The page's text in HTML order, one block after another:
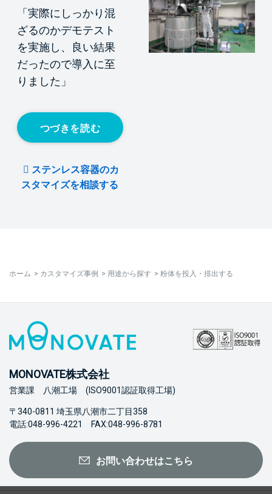
「実際にしっかり混
ざるのかデモテスト
を実施し、良い結果
だったので導入に至
りました」
つづきを読む
ステンレス容器のカ
スタマイズを相談する
ホーム > カスタマイズ事例 > 用途から探す > 粉体を投入・排出する
MONOVATE株式会社
営業課 八潮工場 (ISO9001認証取得工場)
〒340-0811 埼玉県八潮市二丁目358
電話:048-996-4221 FAX:048-996-8781
お問い合わせはこちら